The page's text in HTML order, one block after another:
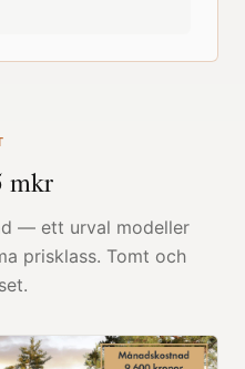
mkr
— ett urval modeller
prisklass. Tomt och